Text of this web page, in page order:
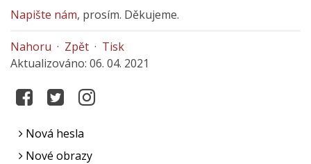
Napište nám, prosím. Děkujeme.
Nahoru · Zpět · Tisk
Aktualizováno: 06. 04. 2021
Nová hesla
Nové obrazy